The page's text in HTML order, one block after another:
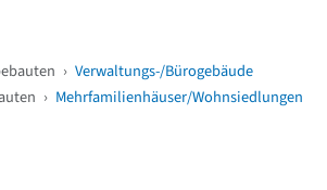
› Verwaltungs-/Bürogebäude
› Mehrfamilienhäuser/Wohnsiedlungen